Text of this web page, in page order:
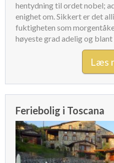
hentydning til ordet nobel;
enighet om. Sikkert er det
fuktigheten som
høyeste grad adelig og
Læs
Feriebolig i Toscana